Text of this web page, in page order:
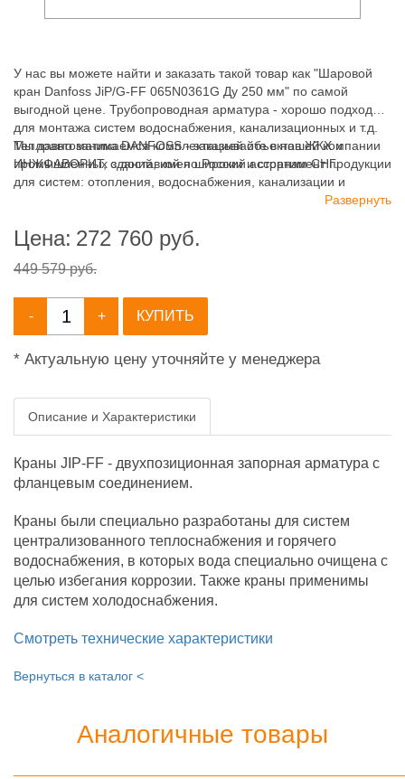
У нас вы можете найти и заказать такой товар как "Шаровой
кран Danfoss JiP/G-FF 065N0361G Ду 250 мм" по самой
выгодной цене. Трубопроводная арматура - хорошо подходят
для монтажа систем водоснабжения, канализационных и т.д.
Мы давно занимаемся комплектацией объектов ЖКХ и
промышленных зданий, имея широкий ассортимент продукции
для систем: отопления, водоснабжения, канализации и
Теплоавтоматика DANFOSS - заказывайте в нашей компании
ИНЖФАВОРИТ, с доставкой по России и странам СНГ.
Развернуть
Цена: 272 760 руб.
449 579 руб.
- + КУПИТЬ
* Актуальную цену уточняйте у менеджера
Описание и Характеристики
Краны JIP-FF - двухпозиционная запорная арматура с
фланцевым соединением.
Краны были специально разработаны для систем
централизованного теплоснабжения и горячего
водоснабжения, в которых вода специально очищена с
целью избегания коррозии. Также краны применимы
для систем холодоснабжения.
Смотреть технические характеристики
Вернуться в каталог <
Аналогичные товары